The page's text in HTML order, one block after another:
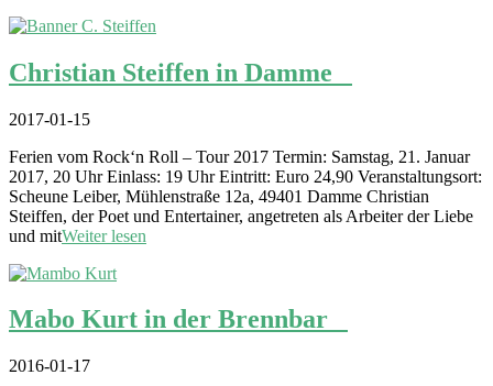
Christian Steiffen in Damme
2017-01-15
Ferien vom Rock‘n Roll – Tour 2017 Termin: Samstag, 21. Januar
2017, 20 Uhr Einlass: 19 Uhr Eintritt: Euro 24,90 Veranstaltungsort:
Scheune Leiber, Mühlenstraße 12a, 49401 Damme Christian
Steiffen, der Poet und Entertainer, angetreten als Arbeiter der Liebe
und mitWeiter lesen
Mabo Kurt in der Brennbar
2016-01-17